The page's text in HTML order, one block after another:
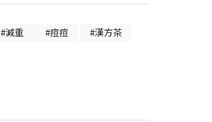
#減重 #痘痘
#漢方茶